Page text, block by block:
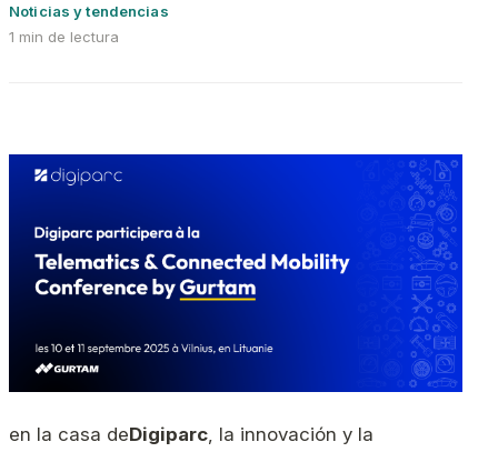
Noticias y tendencias
1 min de lectura
en la casa deDigiparc, la innovación y la